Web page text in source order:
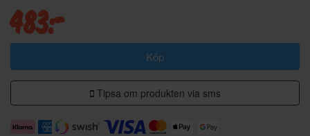
483:-
Köp
Tipsa om produkten via sms